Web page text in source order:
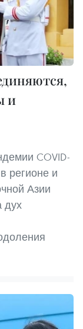
и
COVID-
регионе и
Азии
дух